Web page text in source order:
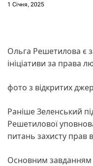
1 Січня, 2025
Ольга Решетилова є
ініціативи за права
фото з відкритих
Раніше Зеленський
Решетилової
питань захисту прав
Основним завданням